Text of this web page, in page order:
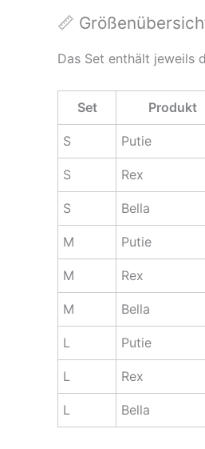
📏
Das Set enthält jeweils
Set Produkt
S Putie
S Rex
S Bella
M Putie
M Rex
M Bella
L Putie
L Rex
L Bella